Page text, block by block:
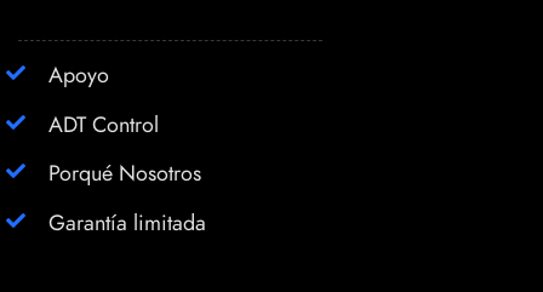
Apoyo
ADT Control
Porqué Nosotros
Garantía limitada